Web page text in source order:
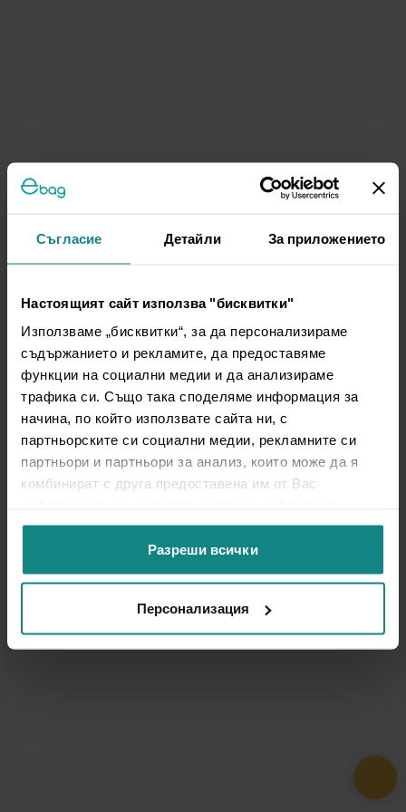
Съгласие Детайли За приложението
Настоящият сайт използва "бисквитки"
Използваме „бисквитки“, за да персонализираме
съдържанието и рекламите, да предоставяме
функции на социални медии и да анализираме
трафика си. Също така споделяме информация за
начина, по който използвате сайта ни, с
партньорските си социални медии, рекламните си
партньори и партньори за анализ, които може да я
комбинират с друга предоставена им от Вас
ползването от Ваша страна на услугите им.
Разреши всички
Персонализация